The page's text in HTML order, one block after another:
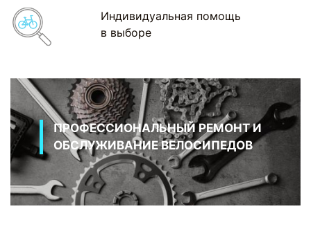
Индивидуальная помощь
в выборе
ПРОФЕССИОНАЛЬНЫЙ РЕМОНТ И
ОБСЛУЖИВАНИЕ ВЕЛОСИПЕДОВ